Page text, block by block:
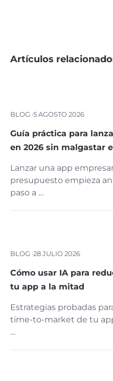
Artículos
BLOG ·5 AGOSTO 2026
Guía práctica para
en 2026 sin malgastar
Lanzar una app
presupuesto empieza
paso a …
BLOG ·28 JULIO 2026
Cómo usar IA para
tu app a la mitad
Estrategias probadas
time-to-market de tu
…